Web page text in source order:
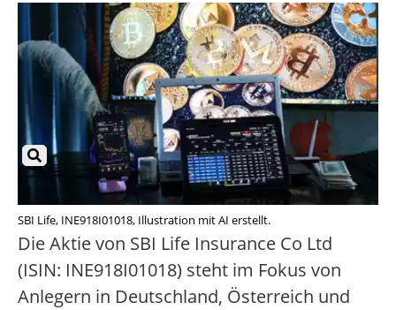
SBI Life, INE918I01018, Illustration mit AI erstellt.
Die Aktie von SBI Life Insurance Co Ltd
(ISIN: INE918I01018) steht im Fokus von
Anlegern in Deutschland, Österreich und